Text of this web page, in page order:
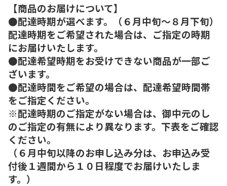
【商品のお届けについて】
●配達時期が選べます。（６月中旬～８月下旬）
配達時期をご希望された場合は、ご指定の時期
にお届けいたします。
●配達希望時期をお受けできない商品が一部ご
ざいます。
●配達時間をご希望の場合は、配達希望時間帯
をご指定ください。
※配達時期のご指定がない場合は、御中元のし
のご指定の有無により異なります。下表をご確認
ください。
（６月中旬以降のお申し込み分は、お申込み受
付後１週間から１０日程度でお届けいたしま
す。）